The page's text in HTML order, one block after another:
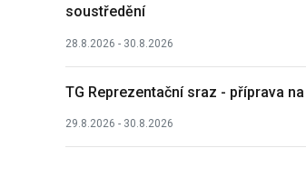
soustředění
28.8.2026 - 30.8.2026
TG Reprezentační sraz - příprava
29.8.2026 - 30.8.2026